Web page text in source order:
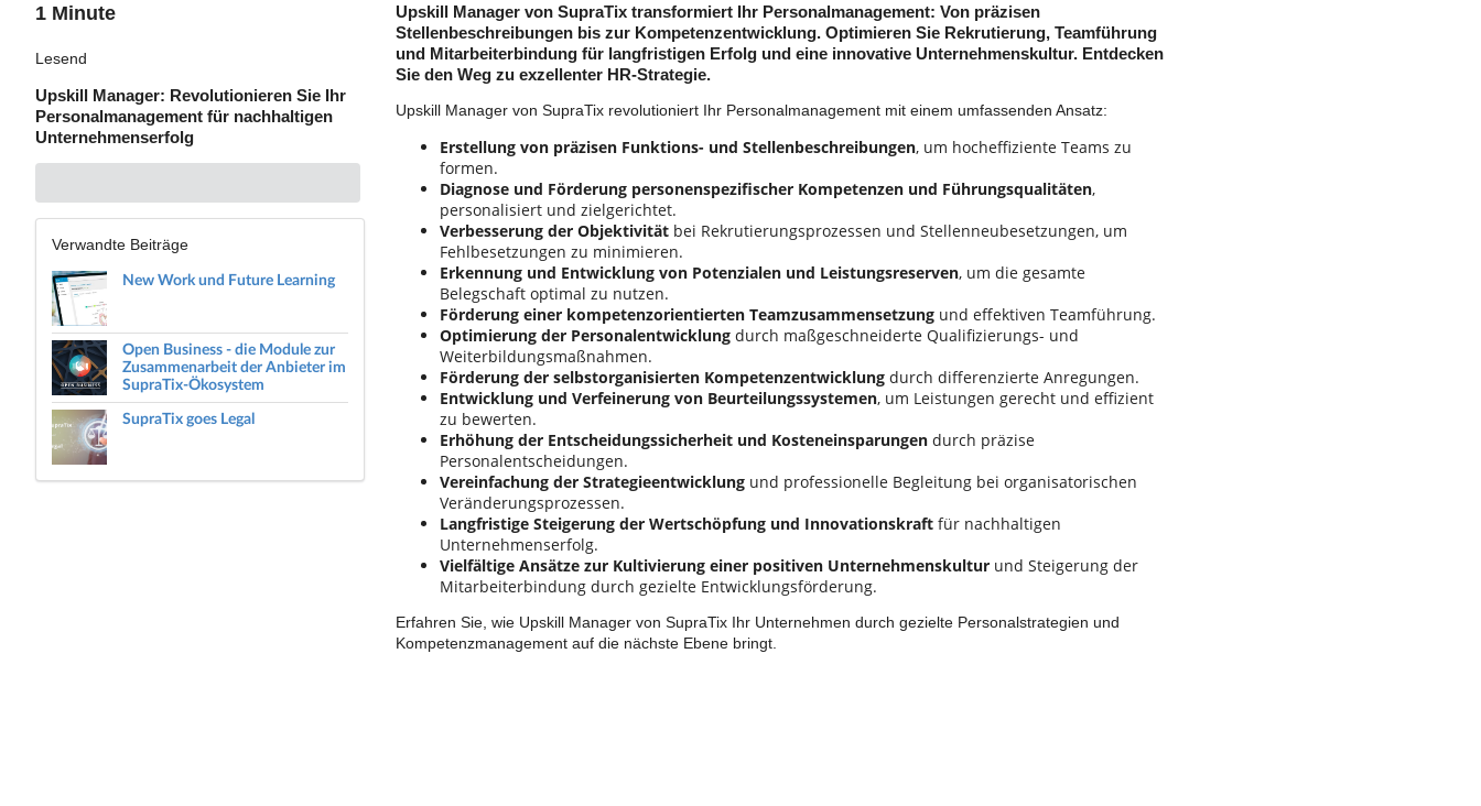
1 Minute
Lesend
Upskill Manager: Revolutionieren Sie Ihr
Personalmanagement für nachhaltigen
Unternehmenserfolg
Verwandte Beiträge
New Work und Future Learning
Open Business - die Module zur
Zusammenarbeit der Anbieter im
SupraTix-Ökosystem
SupraTix goes Legal
Upskill Manager von SupraTix transformiert Ihr Personalmanagement: Von präzisen
Stellenbeschreibungen bis zur Kompetenzentwicklung. Optimieren Sie Rekrutierung, Teamführung
und Mitarbeiterbindung für langfristigen Erfolg und eine innovative Unternehmenskultur. Entdecken
Sie den Weg zu exzellenter HR-Strategie.
Upskill Manager von SupraTix revolutioniert Ihr Personalmanagement mit einem umfassenden Ansatz:
Erstellung von präzisen Funktions- und Stellenbeschreibungen, um hocheffiziente Teams zu
formen.
Diagnose und Förderung personenspezifischer Kompetenzen und Führungsqualitäten,
personalisiert und zielgerichtet.
Verbesserung der Objektivität bei Rekrutierungsprozessen und Stellenneubesetzungen, um
Fehlbesetzungen zu minimieren.
Erkennung und Entwicklung von Potenzialen und Leistungsreserven, um die gesamte
Belegschaft optimal zu nutzen.
Förderung einer kompetenzorientierten Teamzusammensetzung und effektiven Teamführung.
Optimierung der Personalentwicklung durch maßgeschneiderte Qualifizierungs- und
Weiterbildungsmaßnahmen.
Förderung der selbstorganisierten Kompetenzentwicklung durch differenzierte Anregungen.
Entwicklung und Verfeinerung von Beurteilungssystemen, um Leistungen gerecht und effizient
zu bewerten.
Erhöhung der Entscheidungssicherheit und Kosteneinsparungen durch präzise
Personalentscheidungen.
Vereinfachung der Strategieentwicklung und professionelle Begleitung bei organisatorischen
Veränderungsprozessen.
Langfristige Steigerung der Wertschöpfung und Innovationskraft für nachhaltigen
Unternehmenserfolg.
Vielfältige Ansätze zur Kultivierung einer positiven Unternehmenskultur und Steigerung der
Mitarbeiterbindung durch gezielte Entwicklungsförderung.
Erfahren Sie, wie Upskill Manager von SupraTix Ihr Unternehmen durch gezielte Personalstrategien und
Kompetenzmanagement auf die nächste Ebene bringt.